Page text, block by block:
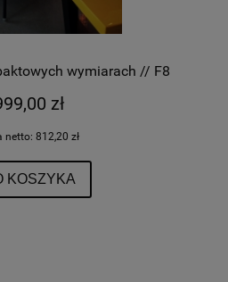
wymiarach // F8
zł
netto: 812,20 zł
KOSZYKA